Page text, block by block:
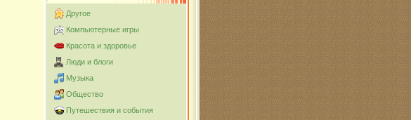
Другое
Компьютерные игры
Красота и здоровье
Люди и блоги
Музыка
Общество
Путешествия и события